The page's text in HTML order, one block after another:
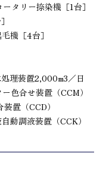
ータリー捺染機［1台］
機［4台］
理装置2,000m3／日
色合せ装置（CCM）
置（CCD）
動調液装置（CCK）